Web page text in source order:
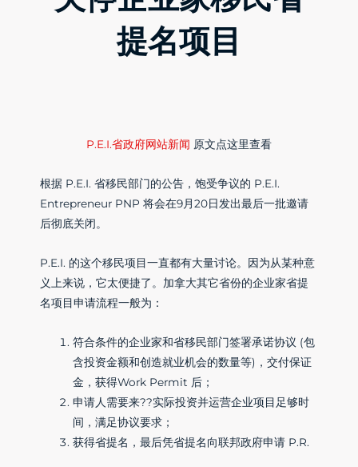
提名项目
P.E.I.省政府网站新闻 原文点这里查看
根据 P.E.I. 省移民部门的公告，饱受争议的 P.E.I.
Entrepreneur PNP 将会在9月20日发出最后一批邀请
后彻底关闭。
P.E.I. 的这个移民项目一直都有大量讨论。因为从某种意
义上来说，它太便捷了。加拿大其它省份的企业家省提
名项目申请流程一般为：
符合条件的企业家和省移民部门签署承诺协议 (包
含投资金额和创造就业机会的数量等)，交付保证
金，获得Work Permit 后；
申请人需要来??实际投资并运营企业项目足够时
间，满足协议要求；
获得省提名，最后凭省提名向联邦政府申请 P.R.